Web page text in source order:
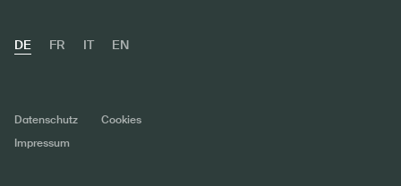
DE FR IT EN
Datenschutz
Cookies
Impressum